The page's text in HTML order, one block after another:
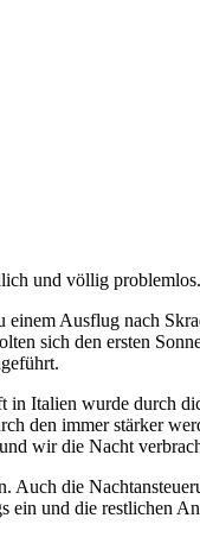
und völlig problemlos.
Ausflug nach
sich den ersten
in Italien wurde durch
den immer stärker
wir die Nacht
die
und die restlichen